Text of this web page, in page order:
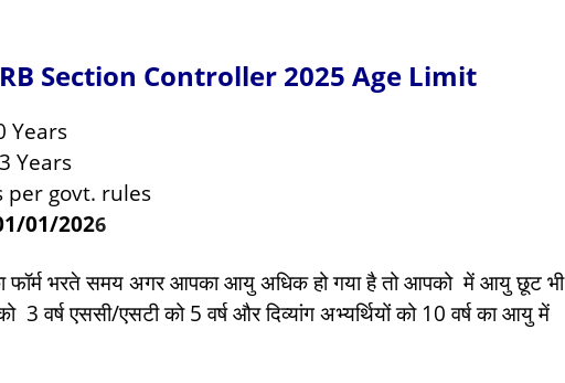
Section Controller 2025 Age Limit
Years
Years
per govt. rules
01/2026
फॉर्म भरते समय अगर आपका आयु अधिक हो गया है तो आपको में आयु छूट भी
3 वर्ष एससी/एसटी को 5 वर्ष और दिव्यांग अभ्यर्थियों को 10 वर्ष का आयु में